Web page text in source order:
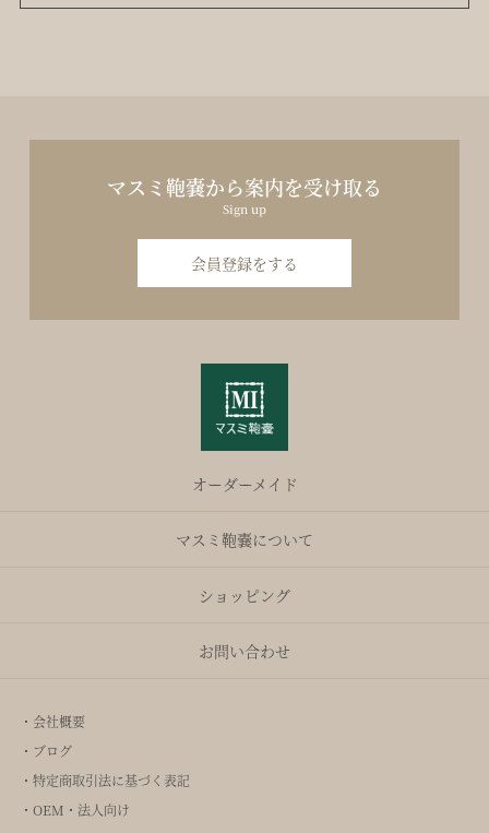
マスミ鞄嚢から案内を受け取る
Sign up
会員登録をする
オーダーメイド
マスミ鞄嚢について
ショッピング
お問い合わせ
・会社概要
・ブログ
・特定商取引法に基づく表記
・OEM・法人向け